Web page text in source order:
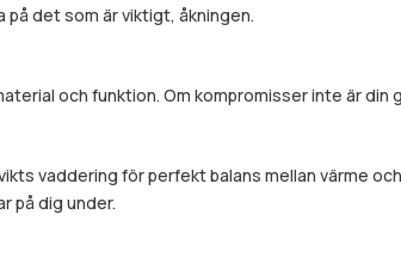
det som är viktigt, åkningen.
och funktion. Om kompromisser inte är din
vaddering för perfekt balans mellan värme
på dig under.